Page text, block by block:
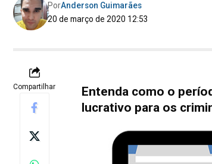
20 de março de 2020 12:53
PorAnderson Guimarães
Compartilhar
Entenda como o
lucrativo para os